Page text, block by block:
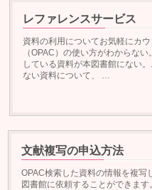
レファレンスサービス
資料の利用についてお気軽にカ
（OPAC）の使い方がわからな
している資料が本図書館にない
ない資料について、 …
文献複写の申込方法
OPAC検索した資料の情報を複写
図書館に依頼することができま